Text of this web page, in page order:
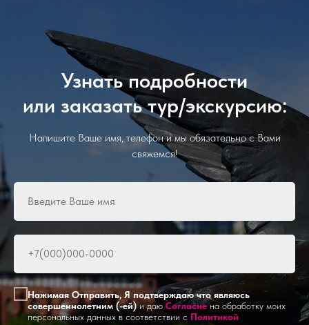
Узнать подробности
или заказать тур/экскурсию:
Напишите Ваше имя, телефон и мы обязательно с Вами
свяжемся!
Нажимая Отправить, Я подтверждаю что являюсь
совершеннолетним (-ей)и даю Согласиена обработку моих
персональных данных в соответствии с Политикой